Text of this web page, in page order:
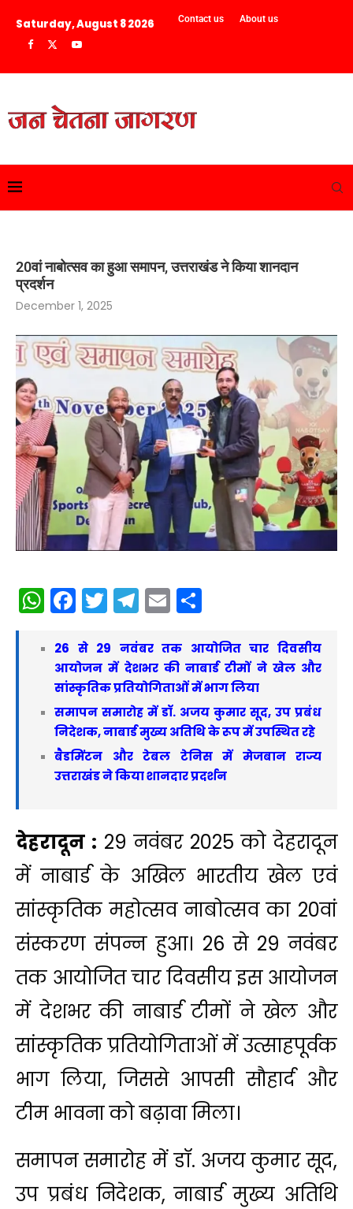
Saturday, August 8 2026 Contact us About us
20वां नाबोत्सव का हुआ समापन, उत्तराखंड ने किया शानदान
प्रदर्शन
December 1, 2025
WhatsApp
Facebook
Twitter
Telegram
Email
26 से 29 नवंबर तक आयोजित चार दिवसीय
आयोजन में देशभर की नाबार्ड टीमों ने खेल और
सांस्कृतिक प्रतियोगिताओं में भाग लिया
समापन समारोह में डॉ. अजय कुमार सूद, उप प्रबंध
निदेशक, नाबार्ड मुख्य अतिथि के रूप में उपस्थित रहे
बैडमिंटन और टेबल टेनिस में मेजबान राज्य
उत्तराखंड ने किया शानदार प्रदर्शन
देहरादून : 29 नवंबर 2025 को देहरादून
में नाबार्ड के अखिल भारतीय खेल एवं
सांस्कृतिक महोत्सव नाबोत्सव का 20वां
संस्करण संपन्न हुआ। 26 से 29 नवंबर
तक आयोजित चार दिवसीय इस आयोजन
में देशभर की नाबार्ड टीमों ने खेल और
सांस्कृतिक प्रतियोगिताओं में उत्साहपूर्वक
भाग लिया, जिससे आपसी सौहार्द और
टीम भावना को बढ़ावा मिला।
समापन समारोह में डॉ. अजय कुमार सूद,
उप प्रबंध निदेशक, नाबार्ड मुख्य अतिथि